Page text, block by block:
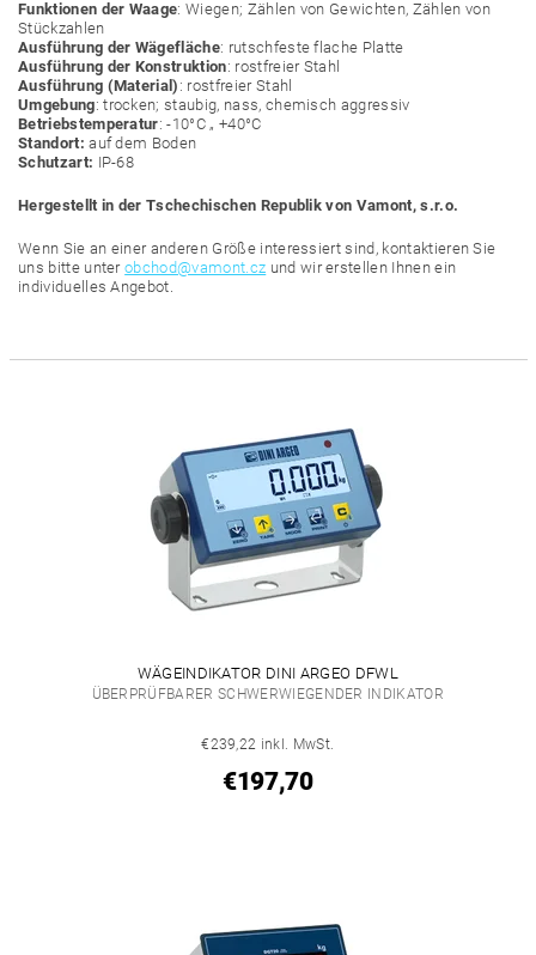
Funktionen der Waage: Wiegen; Zählen von Gewichten, Zählen von
Stückzahlen
Ausführung der Wägefläche: rutschfeste flache Platte
Ausführung der Konstruktion: rostfreier Stahl
Ausführung (Material) : rostfreier Stahl
Umgebung: trocken; staubig, nass, chemisch aggressiv
Betriebstemperatur: -10°C „ +40°C
Standort: auf dem Boden
Schutzart: IP-68
Hergestellt in der Tschechischen Republik von Vamont, s.r.o.
Wenn Sie an einer anderen Größe interessiert sind, kontaktieren Sie
uns bitte unter obchod@vamont.cz und wir erstellen Ihnen ein
individuelles Angebot.
WÄGEINDIKATOR DINI ARGEO DFWL
ÜBERPRÜFBARER SCHWERWIEGENDER INDIKATOR
€239,22 inkl. MwSt.
€197,70